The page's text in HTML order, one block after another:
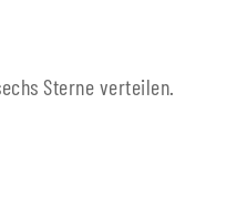
Sterne verteilen.